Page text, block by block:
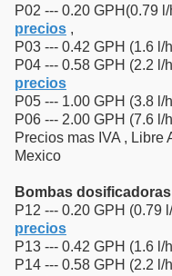
P02 --- 0.20 GPH(0.79
precios ,
P03 --- 0.42 GPH (1.6 l/
P04 --- 0.58 GPH (2.2 l/
precios
P05 --- 1.00 GPH (3.8 l/
P06 --- 2.00 GPH (7.6 l/
Precios mas IVA , Libre
Mexico
Bombas
P12 --- 0.20 GPH (0.79
precios
P13 --- 0.42 GPH (1.6 l/
P14 --- 0.58 GPH (2.2 l/